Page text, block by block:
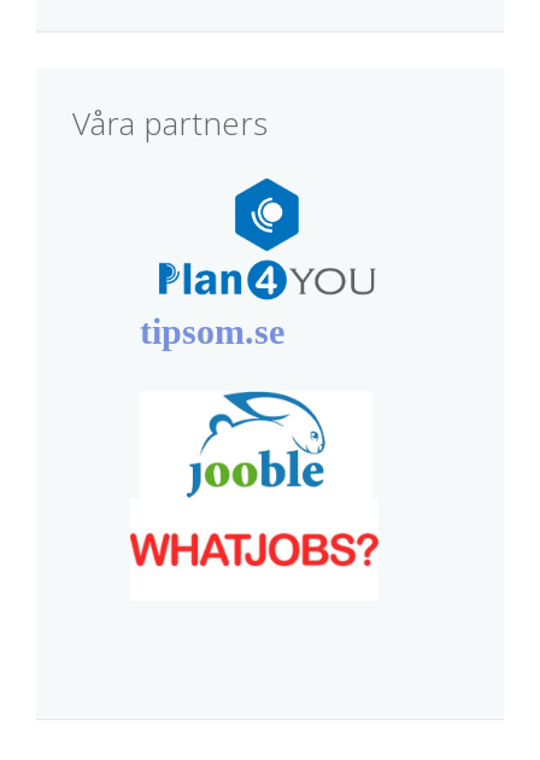
Våra partners
tipsom.se